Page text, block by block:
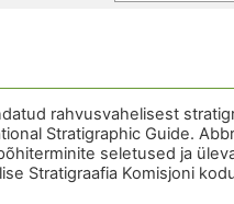
rahvusvahelisest
Stratigraphic Guide.
seletused ja
Stratigraafia Komisjoni